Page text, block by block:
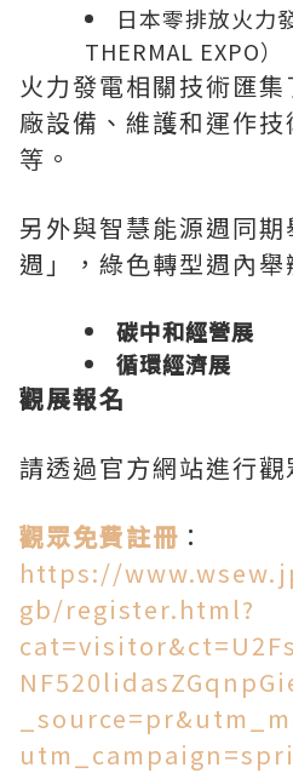
日本零排放火力
THERMAL EXPO）
火力發電相關技術匯
廠設備、維護和運作
等。
另外與智慧能源週同
週」，綠色轉型週內舉
碳中和經營展
循環經濟展
觀展報名
請透過官方網站進行觀
觀眾免費註冊 ：
https://
gb/register.html?